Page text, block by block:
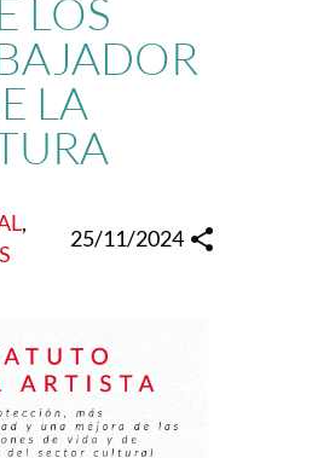
LOS
LA
25/11/2024